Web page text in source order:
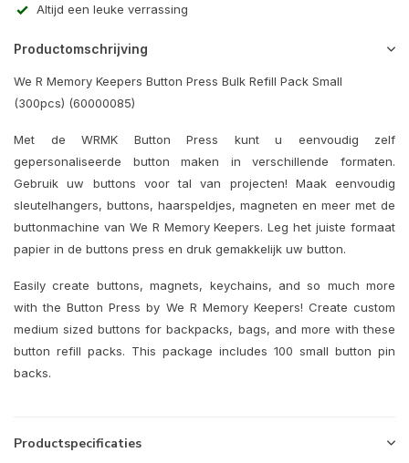
Altijd een leuke verrassing
Productomschrijving
We R Memory Keepers Button Press Bulk Refill Pack Small
(300pcs) (60000085)
Met de WRMK Button Press kunt u eenvoudig zelf
gepersonaliseerde button maken in verschillende formaten.
Gebruik uw buttons voor tal van projecten! Maak eenvoudig
sleutelhangers, buttons, haarspeldjes, magneten en meer met de
buttonmachine van We R Memory Keepers. Leg het juiste formaat
papier in de buttons press en druk gemakkelijk uw button.
Easily create buttons, magnets, keychains, and so much more
with the Button Press by We R Memory Keepers! Create custom
medium sized buttons for backpacks, bags, and more with these
button refill packs. This package includes 100 small button pin
backs.
Productspecificaties